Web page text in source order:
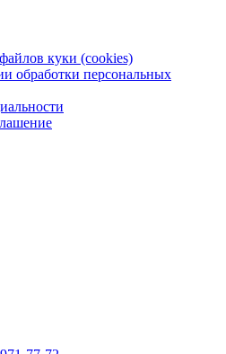
куки (cookies)
обработки персональных